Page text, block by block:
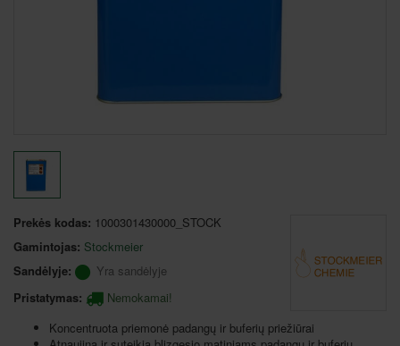
Prekės kodas: 1000301430000_STOCK
Gamintojas: Stockmeier
Sandėlyje:
Yra sandėlyje
Pristatymas:
Nemokamai!
Koncentruota priemonė padangų ir buferių priežiūrai